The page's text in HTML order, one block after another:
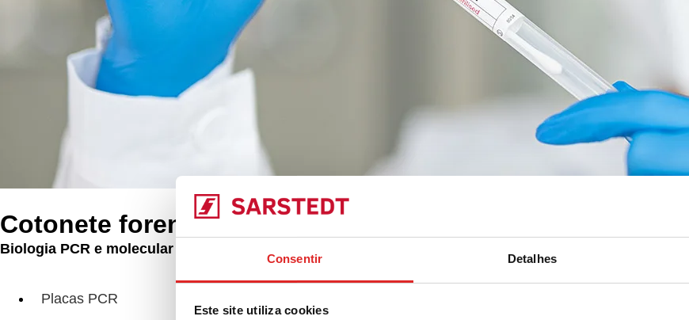
Consentir Detalhes
Este site utiliza cookies
Cotonete forense
Biologia PCR e molecular
Placas PCR
Produtos
Cotonetes-forenses